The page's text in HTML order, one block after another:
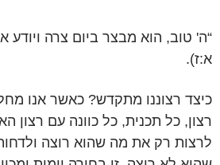
“ה' טוב, הוא מבצר ביום צרה ויודע
א:ז).
כיצד רצוננו מתקדש? כאשר אנו
רצון, כל תכנית, כל כוונה עם רצון
לרצות רק את מה שהוא רוצה